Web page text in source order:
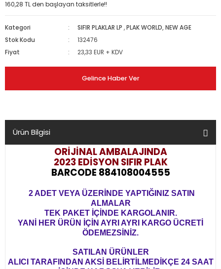
160,28 TL den başlayan taksitlerle!!
Kategori SIFIR PLAKLAR LP ,PLAK WORLD, NEW AGE
Stok Kodu
132476
Fiyat
23,33 EUR + KDV
Gelince Haber Ver
Ürün Bilgisi
ORİJİNAL AMBALAJINDA
2023 EDİSYON SIFIR PLAK
BARCODE 884108004555
2 ADET VEYA ÜZERİNDE YAPTIĞINIZ SATIN
ALMALAR
TEK PAKET İÇİNDE KARGOLANIR.
YANİ HER ÜRÜN İÇİN AYRI AYRI KARGO ÜCRETİ
ÖDEMEZSİNİZ.
SATILAN ÜRÜNLER
ALICI TARAFINDAN AKSİ BELİRTİLMEDİKÇE 24 SAAT